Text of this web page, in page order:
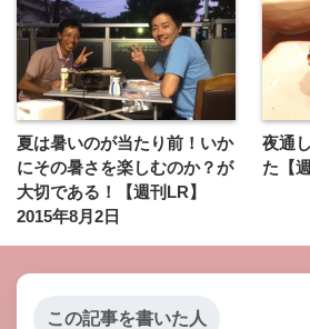
夏は暑いのが当たり前！いか
にその暑さを楽しむのか？が
大切である！【週刊LR】
2015年8月2日
夜通
た【
この記事を書いた人